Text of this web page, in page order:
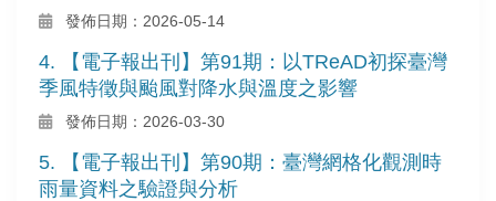
發佈日期：2026-05-14
4. 【電子報出刊】第91期：以TReAD初探臺灣
季風特徵與颱風對降水與溫度之影響
發佈日期：2026-03-30
5. 【電子報出刊】第90期：臺灣網格化觀測時
雨量資料之驗證與分析